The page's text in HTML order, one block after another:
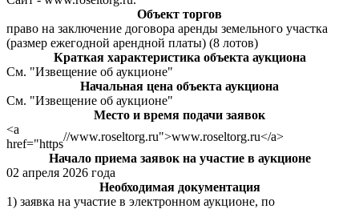
Объект торгов
право на заключение договора аренды земельного участка
(размер ежегодной арендной платы) (8 лотов)
Краткая характеристика объекта аукциона
См. "Извещение об аукционе"
Начальная цена объекта аукциона
См. "Извещение об аукционе"
Место и время подачи заявок
<a
href="https
//www.roseltorg.ru">www.roseltorg.ru</a>
Начало приема заявок на участие в аукционе
02 апреля 2026 года
Необходимая документация
1) заявка на участие в электронном аукционе, по